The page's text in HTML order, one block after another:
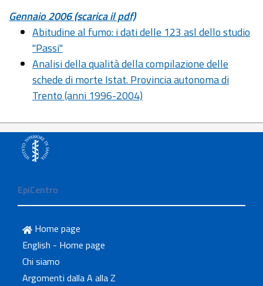
Gennaio 2006 (scarica il pdf)
Abitudine al fumo: i dati delle 123 asl dello studio
"Passi"
Analisi della qualità della compilazione delle
schede di morte Istat. Provincia autonoma di
Trento (anni 1996-2004)
EpiCentro
Home page
English - Home page
Chi siamo
Argomenti dalla A alla Z